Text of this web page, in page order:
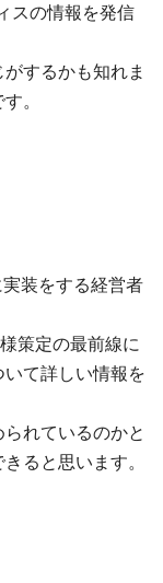
スの情報を発信
するかも知れま
。
装をする経営者
策定の最前線に
て詳しい情報を
れているのかと
ると思います。